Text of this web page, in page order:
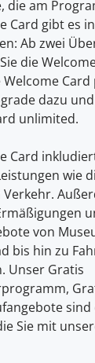
die am
Card gibt es
Ab zwei
die
dazu
unlimited.
Card
wie
von
bis hin zu
Unser Gratis
Sie mit